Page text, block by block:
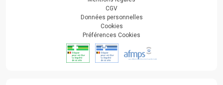
CGV
Données personnelles
Cookies
Préférences Cookies